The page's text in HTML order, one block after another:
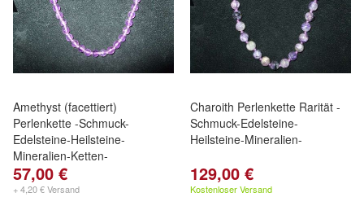
Amethyst (facettiert)
Perlenkette -Schmuck-
Edelsteine-Heilsteine-
Mineralien-Ketten-
57,00 €
+ 4,20 € Versand
Charoith Perlenkette Rarität -
Schmuck-Edelsteine-
Heilsteine-Mineralien-
129,00 €
Kostenloser Versand